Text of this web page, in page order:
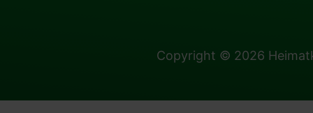
Copyright © 2026